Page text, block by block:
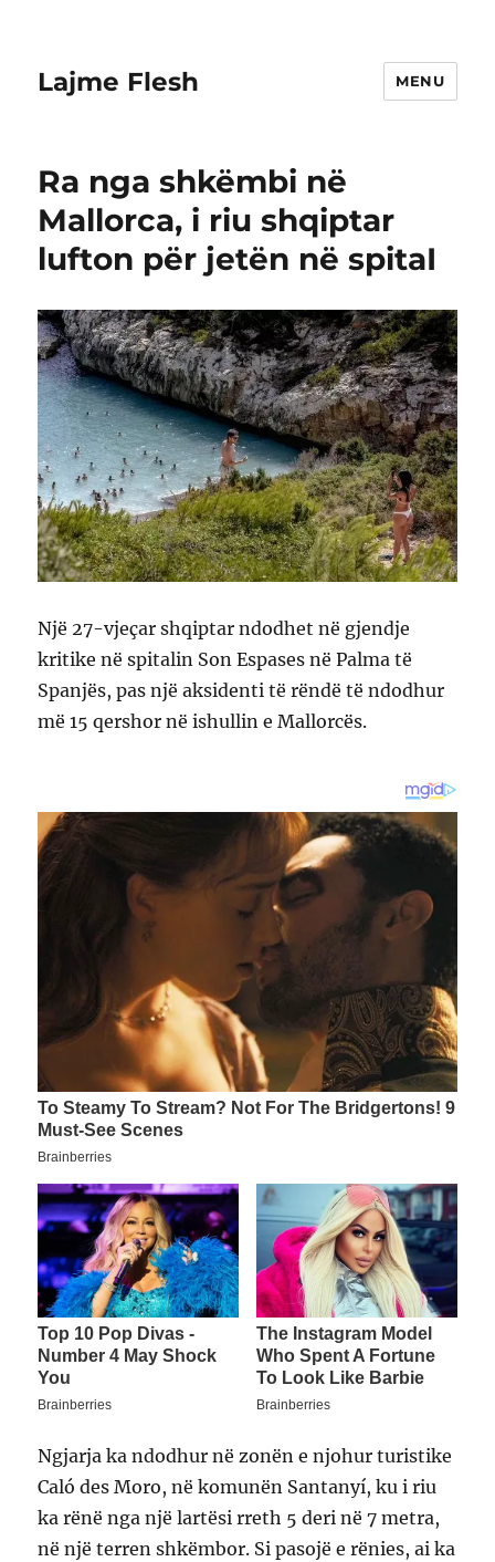
Lajme Flesh MENU
Ra nga shkëmbi në
Mallorca, i riu shqiptar
lufton për jetën në spitaI
Një 27-vjeçar shqiptar ndodhet në gjendje
kritike në spitalin Son Espases në Palma të
Spanjës, pas një aksidenti të rëndë të ndodhur
më 15 qershor në ishullin e Mallorcës.
Ngjarja ka ndodhur në zonën e njohur turistike
Caló des Moro, në komunën Santanyí, ku i riu
ka rënë nga një lartësi rreth 5 deri në 7 metra,
në një terren shkëmbor. Si pasojë e rënies, ai ka